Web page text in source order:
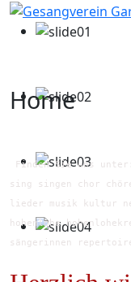
Home
Finden Sie uns
sing singen chor
lieder musik kultur
hohenlohe
sängerinnen